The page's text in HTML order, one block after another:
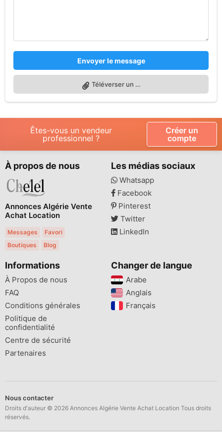
Envoyer le message
Téléverser un fichier
Êtes-vous un vendeur
professionnel ?
Créer un
compte
À propos de nous
Annonces Algérie Vente
Achat Location
Messages
Favori
Boutiques
Blog
Les médias sociaux
Whatsapp
Facebook
Pinterest
Twitter
LinkedIn
Informations
À Propos de nous
FAQ
Conditions générales
Politique de
confidentialité
Centre de sécurité
Partenaires
Changer de langue
Arabe
Anglais
Français
Nous contacter
Droits d'auteur © 2026 Annonces Algérie Vente Achat Location Tous droits
réservés.